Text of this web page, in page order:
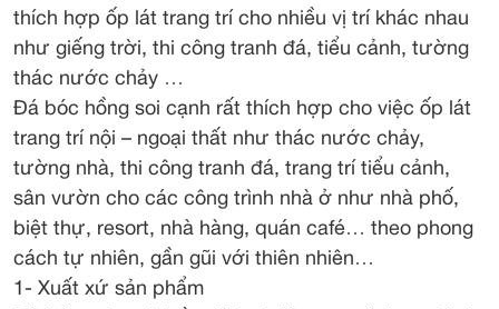
thích hợp ốp lát trang trí cho nhiều vị trí khác nhau
như giếng trời, thi công tranh đá, tiểu cảnh, tường
thác nước chảy …
Đá bóc hồng soi cạnh rất thích hợp cho việc ốp lát
trang trí nội – ngoại thất như thác nước chảy,
tường nhà, thi công tranh đá, trang trí tiểu cảnh,
sân vườn cho các công trình nhà ở như nhà phố,
biệt thự, resort, nhà hàng, quán café… theo phong
cách tự nhiên, gần gũi với thiên nhiên…
1- Xuất xứ sản phẩm